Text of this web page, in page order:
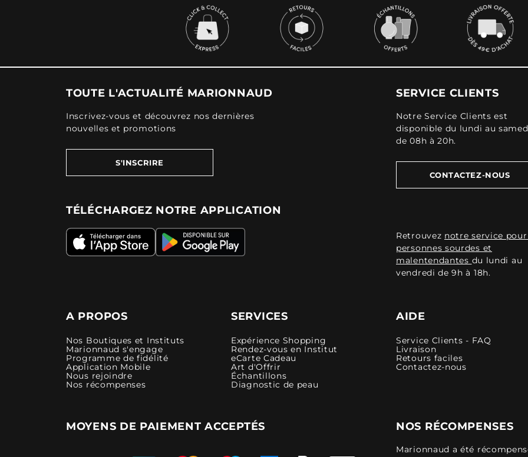
TOUTE L'ACTUALITÉ MARIONNAUD
Inscrivez-vous et découvrez nos dernières
nouvelles et promotions
S'INSCRIRE
TÉLÉCHARGEZ NOTRE APPLICATION
SERVICE CLIENTS
Notre Service Clients est
disponible du lundi au
de 08h à 20h.
CONTACTEZ-NOUS
Retrouvez notre service
personnes sourdes et
malentendantes du lundi au
vendredi de 9h à 18h.
A PROPOS
Nos Boutiques et Instituts
Marionnaud s'engage
Programme de fidélité
Application Mobile
Nous rejoindre
Nos récompenses
SERVICES
Expérience Shopping
Rendez-vous en Institut
eCarte Cadeau
Art d'Offrir
Échantillons
Diagnostic de peau
AIDE
Service Clients - FAQ
Livraison
Retours faciles
Contactez-nous
MOYENS DE PAIEMENT ACCEPTÉS NOS RÉCOMPENSES
Marionnaud a été